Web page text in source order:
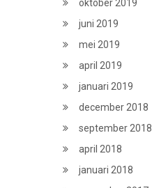
oktober 2019
juni 2019
mei 2019
april 2019
januari 2019
december 2018
september 2018
april 2018
januari 2018